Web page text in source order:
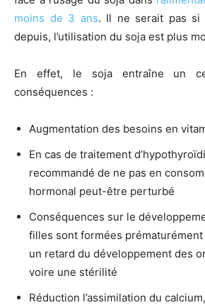
moins de 3 ans. Il ne serait pas si
depuis, l’utilisation du soja est plus
En effet, le soja entraîne un
conséquences :
Augmentation des besoins en
En cas de traitement
recommandé de ne pas en
hormonal peut-être perturbé
Conséquences sur le
filles sont formées
un retard du développement des
voire une stérilité
Réduction l’assimilation du